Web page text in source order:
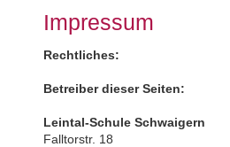
Impressum
Rechtliches:
Betreiber dieser Seiten:
Leintal-Schule Schwaigern
Falltorstr. 18